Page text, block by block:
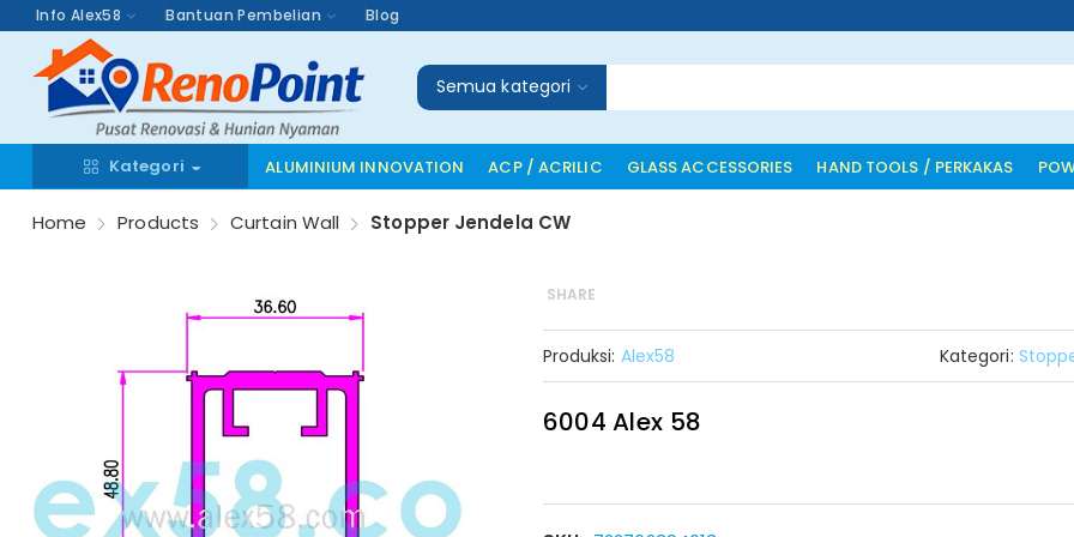
Info Alex58 Bantuan Pembelian Blog
Semua kategori
Kategori ALUMINIUM INNOVATION ACP / ACRILIC GLASS ACCESSORIES HAND TOOLS / PERKAKAS
Home Products Curtain Wall Stopper Jendela CW
SHARE
Produksi: Alex58 Kategori:
6004 Alex 58